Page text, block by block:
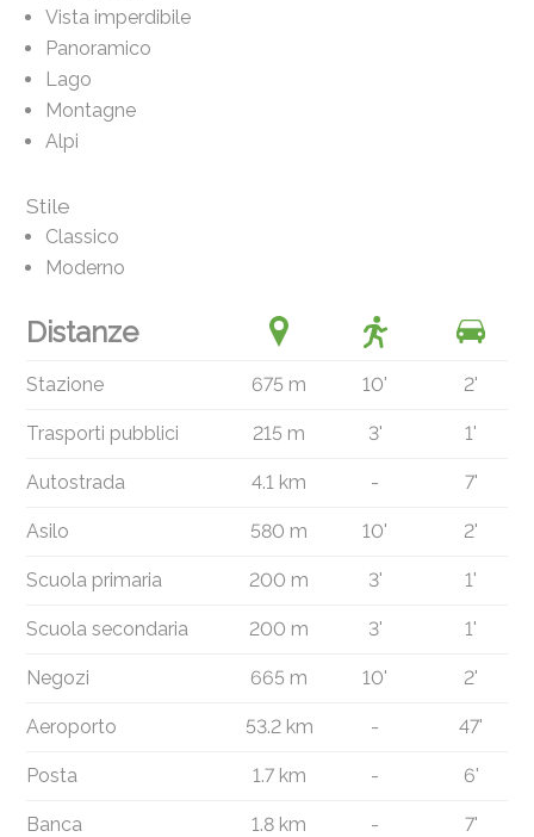
Vista imperdibile
Panoramico
Lago
Montagne
Alpi
Stile
Classico
Moderno
Distanze
Stazione 675 m 10' 2'
Trasporti pubblici 215 m 3' 1'
Autostrada 4.1 km - 7'
Asilo 580 m 10' 2'
Scuola primaria 200 m 3' 1'
Scuola secondaria 200 m 3' 1'
Negozi 665 m 10' 2'
Aeroporto 53.2 km - 47'
Posta 1.7 km - 6'
Banca 1.8 km - 7'